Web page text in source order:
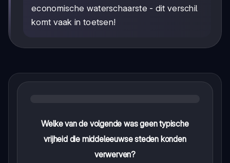
economische waterschaarste - dit verschil
komt vaak in toetsen!
Welke van de volgende was geen typische
vrijheid die middeleeuwse steden konden
verwerven?